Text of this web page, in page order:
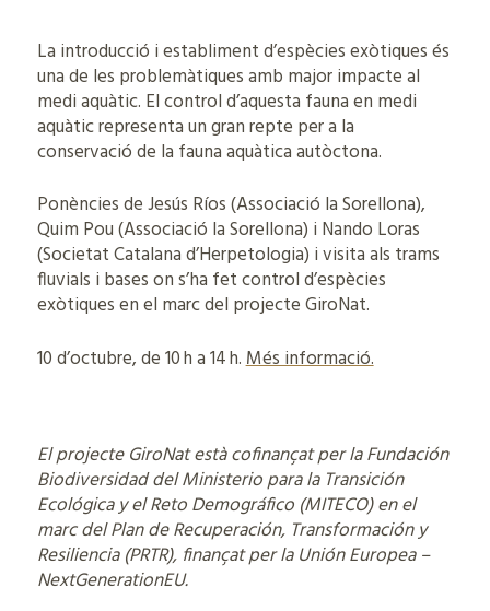
La introducció i establiment d’espècies exòtiques és
una de les problemàtiques amb major impacte al
medi aquàtic. El control d’aquesta fauna en medi
aquàtic representa un gran repte per a la
conservació de la fauna aquàtica autòctona.
Ponències de Jesús Ríos (Associació la Sorellona),
Quim Pou (Associació la Sorellona) i Nando Loras
(Societat Catalana d’Herpetologia) i visita als trams
fluvials i bases on s’ha fet control d’espècies
exòtiques en el marc del projecte GiroNat.
10 d’octubre, de 10 h a 14 h.Més informació.
El projecte GiroNat està cofinançat per la Fundación
Biodiversidad del Ministerio para la Transición
Ecológica y el Reto Demográfico (MITECO) en el
marc del Plan de Recuperación, Transformación y
Resiliencia (PRTR), finançat per la Unión Europea –
NextGenerationEU.